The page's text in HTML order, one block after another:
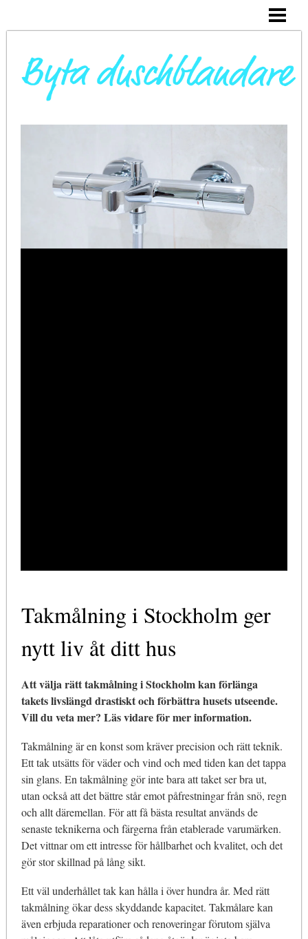
BYTA VARMVATTENBEREDARE
BYTA BLANDARE I HANDFAT
Takmålning i Stockholm ger
nytt liv åt ditt hus
Att välja rätt takmålning i Stockholm kan förlänga
takets livslängd drastiskt och förbättra husets utseende.
Vill du veta mer? Läs vidare för mer information.
Takmålning är en konst som kräver precision och rätt teknik.
Ett tak utsätts för väder och vind och med tiden kan det tappa
sin glans. En takmålning gör inte bara att taket ser bra ut,
utan också att det bättre står emot påfrestningar från snö, regn
och allt däremellan. För att få bästa resultat används de
senaste teknikerna och färgerna från etablerade varumärken.
Det vittnar om ett intresse för hållbarhet och kvalitet, och det
gör stor skillnad på lång sikt.
Ett väl underhållet tak kan hålla i över hundra år. Med rätt
takmålning ökar dess skyddande kapacitet. Takmålare kan
även erbjuda reparationer och renoveringar förutom själva